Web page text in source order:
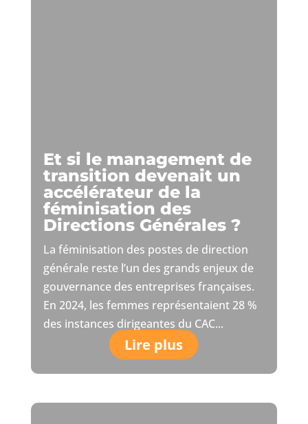
Et si le management de
transition devenait un
accélérateur de la
féminisation des
Directions Générales ?
La féminisation des postes de direction
générale reste l’un des grands enjeux de
gouvernance des entreprises françaises.
En 2024, les femmes représentaient 28 %
des instances dirigeantes du CAC...
Lire plus